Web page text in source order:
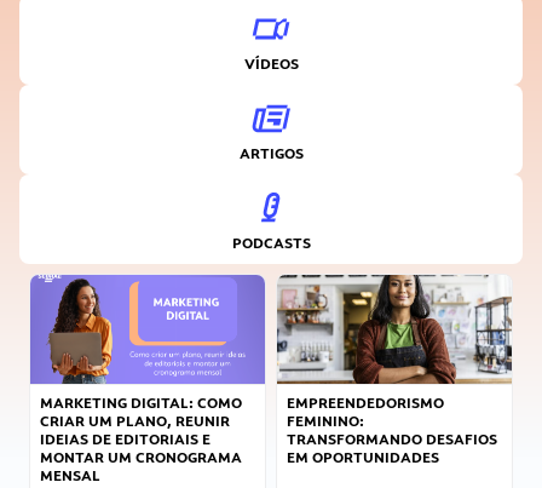
VÍDEOS
ARTIGOS
PODCASTS
MARKETING DIGITAL: COMO
CRIAR UM PLANO, REUNIR
IDEIAS DE EDITORIAIS E
MONTAR UM CRONOGRAMA
MENSAL
EMPREENDEDORISMO
FEMININO:
TRANSFORMANDO DESAFIOS
EM OPORTUNIDADES